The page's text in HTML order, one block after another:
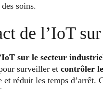
soins.
de l’IoT
sur le secteur
surveiller et contrôler
et réduit les temps d’arrêt.